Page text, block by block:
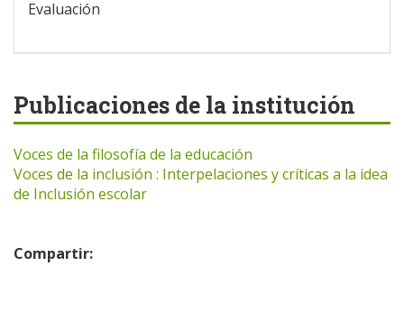
Evaluación
Publicaciones de la institución
Voces de la filosofía de la educación
Voces de la inclusión : Interpelaciones y críticas a la idea
de Inclusión escolar
Compartir: